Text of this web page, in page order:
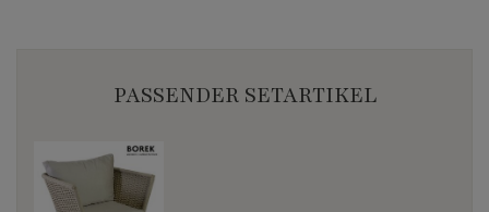
PASSENDER SETARTIKEL